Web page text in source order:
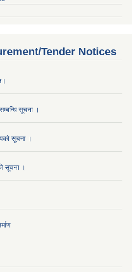
Tender Notices
सूचना ।
सूचना ।
सूचना ।